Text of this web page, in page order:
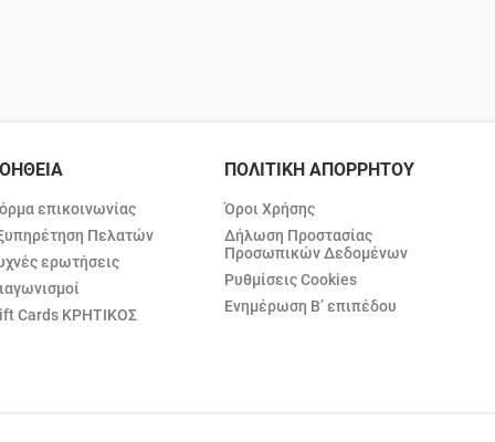
επικοινωνίας
Πελατών
ερωτήσεις
Cards ΚΡΗΤΙΚΟΣ
ΠΟΛΙΤΙΚΗ ΑΠΟΡΡΗΤΟΥ
Όροι Χρήσης
Δήλωση Προστασίας
Προσωπικών Δεδομένων
Ρυθμίσεις Cookies
Ενημέρωση Β’ επιπέδου